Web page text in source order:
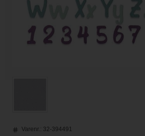
Varenr.: 32-394491